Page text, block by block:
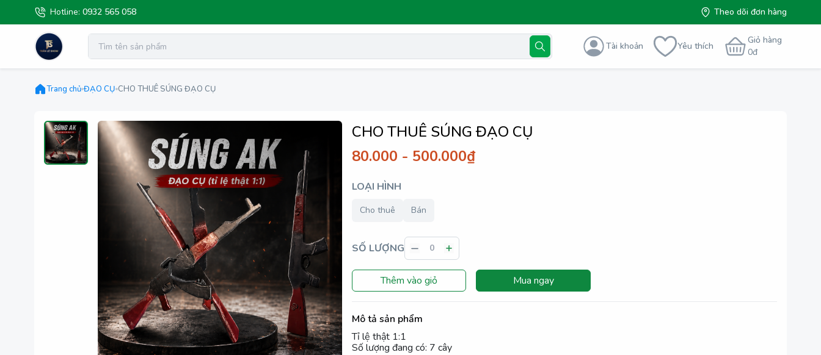
Hotline: 0932 565 058 Theo dõi đơn hàng
Tài khoản Yêu thích
Giỏ hàng
0đ
Trang chủ ĐẠO CỤ CHO THUÊ SÚNG ĐẠO CỤ
CHO THUÊ SÚNG ĐẠO CỤ
80.000 - 500.000₫
LOẠI HÌNH
Cho thuê Bán
SỐ LƯỢNG
Thêm vào giỏ Mua ngay
Mô tả sản phẩm
Tỉ lệ thật 1:1
Số lượng đang có: 7 cây